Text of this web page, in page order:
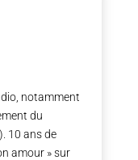
notamment
du
10 ans de
amour » sur